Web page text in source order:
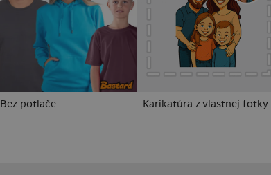
Bez potlače Karikatúra z vlastnej fotky